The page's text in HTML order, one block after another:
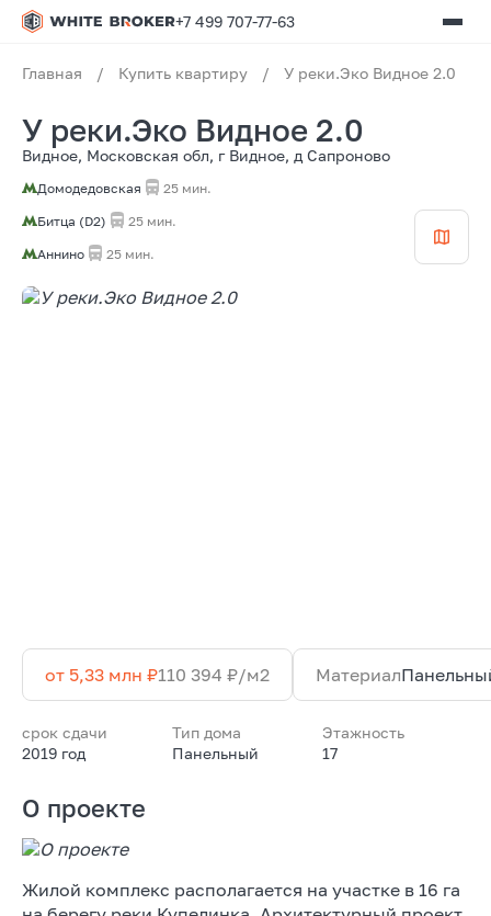
+7 499 707-77-63
Главная / Купить квартиру / У реки.Эко Видное 2.0
У реки.Эко Видное 2.0
Видное, Московская обл, г Видное, д Сапроново
Домодедовская
25 мин.
Битца (D2)
25 мин.
Аннино
25 мин.
Материал
от 5,33 млн ₽110 394 ₽/м2
срок сдачи
2019 год
Тип дома
Панельный
Этажность
17
О проекте
Жилой комплекс располагается на участке в 16 га